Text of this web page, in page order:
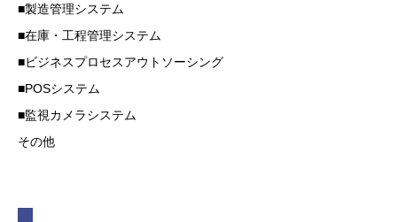
■製造管理システム
■在庫・工程管理システム
■ビジネスプロセスアウトソーシング
■POSシステム
■監視カメラシステム
​その他